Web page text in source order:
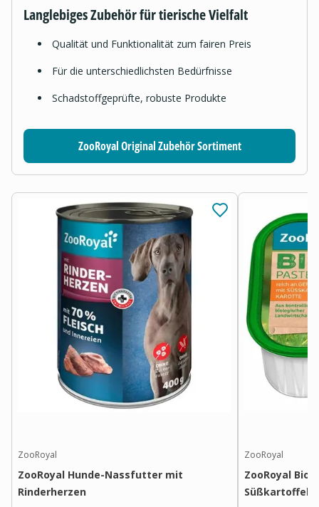
Langlebiges Zubehör für tierische Vielfalt
Qualität und Funktionalität zum fairen Preis
Für die unterschiedlichsten Bedürfnisse
Schadstoffgeprüfte, robuste Produkte
ZooRoyal Original Zubehör Sortiment
ZooRoyal
ZooRoyal Hunde-Nassfutter mit
Rinderherzen
ZooRoyal
ZooRoyal Bio
Süßkartoffel